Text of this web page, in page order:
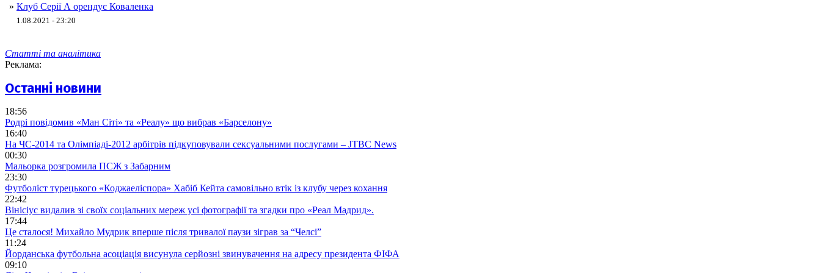
» Клуб Серії А орендує Коваленка
1.08.2021 - 23:20
Статті та аналітика
Реклама:
Останні новини
18:56
Родрі повідомив «Ман Сіті» та «Реалу» що вибрав «Барселону»
16:40
На ЧС-2014 та Олімпіаді-2012 арбітрів підкуповували сексуальними послугами – JTBC News
00:30
Мальорка розгромила ПСЖ з Забарним
23:30
Футболіст турецького «Коджаеліспора» Хабіб Кейта самовільно втік із клубу через кохання
22:42
Вінісіус видалив зі своїх соціальних мереж усі фотографії та згадки про «Реал Мадрид».
17:44
Це сталося! Михайло Мудрик вперше після тривалої паузи зіграв за “Челсі”
11:24
Йорданська футбольна асоціація висунула серйозні звинувачення на адресу президента ФІФА
09:10